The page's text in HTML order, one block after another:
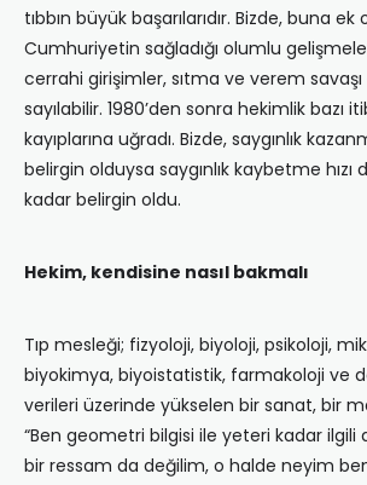
tıbbın büyük başarılarıdır. Bizde, buna ek
Cumhuriyetin sağladığı olumlu
cerrahi girişimler, sıtma ve verem
sayılabilir. 1980’den sonra hekimlik bazı
kayıplarına uğradı. Bizde, saygınlık
belirgin olduysa saygınlık kaybetme
kadar belirgin oldu.
Hekim, kendisine nasıl bakmalı
Tıp mesleği; fizyoloji, biyoloji, psikoloji,
biyokimya, biyoistatistik, farmakoloji ve
verileri üzerinde yükselen bir sanat, bir
“Ben geometri bilgisi ile yeteri kadar ilgili
bir ressam da değilim, o halde neyim